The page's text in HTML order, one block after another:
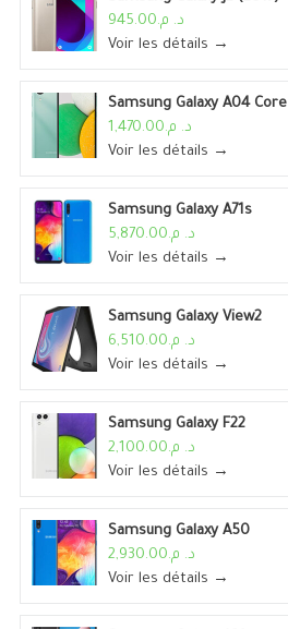
د. م.945.00
Voir les détails →
Samsung Galaxy A04 Core
د. م.1,470.00
Voir les détails →
Samsung Galaxy A71s
د. م.5,870.00
Voir les détails →
Samsung Galaxy View2
د. م.6,510.00
Voir les détails →
Samsung Galaxy F22
د. م.2,100.00
Voir les détails →
Samsung Galaxy A50
د. م.2,930.00
Voir les détails →